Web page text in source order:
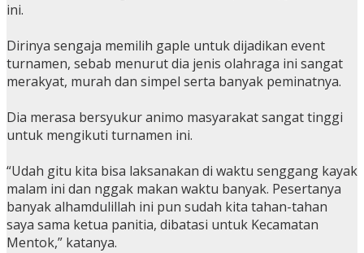
ini.
Dirinya sengaja memilih gaple untuk dijadikan event
turnamen, sebab menurut dia jenis olahraga ini sangat
merakyat, murah dan simpel serta banyak peminatnya.
Dia merasa bersyukur animo masyarakat sangat tinggi
untuk mengikuti turnamen ini.
“Udah gitu kita bisa laksanakan di waktu senggang kayak
malam ini dan nggak makan waktu banyak. Pesertanya
banyak alhamdulillah ini pun sudah kita tahan-tahan
saya sama ketua panitia, dibatasi untuk Kecamatan
Mentok,” katanya.